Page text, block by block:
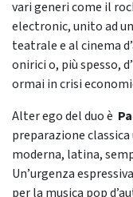
vari generi come il
electronic, unito ad
teatrale e al cinema
onirici o, più spesso,
ormai in crisi
Alter ego del duo è
preparazione
moderna, latina,
Un’urgenza
per la musica pop